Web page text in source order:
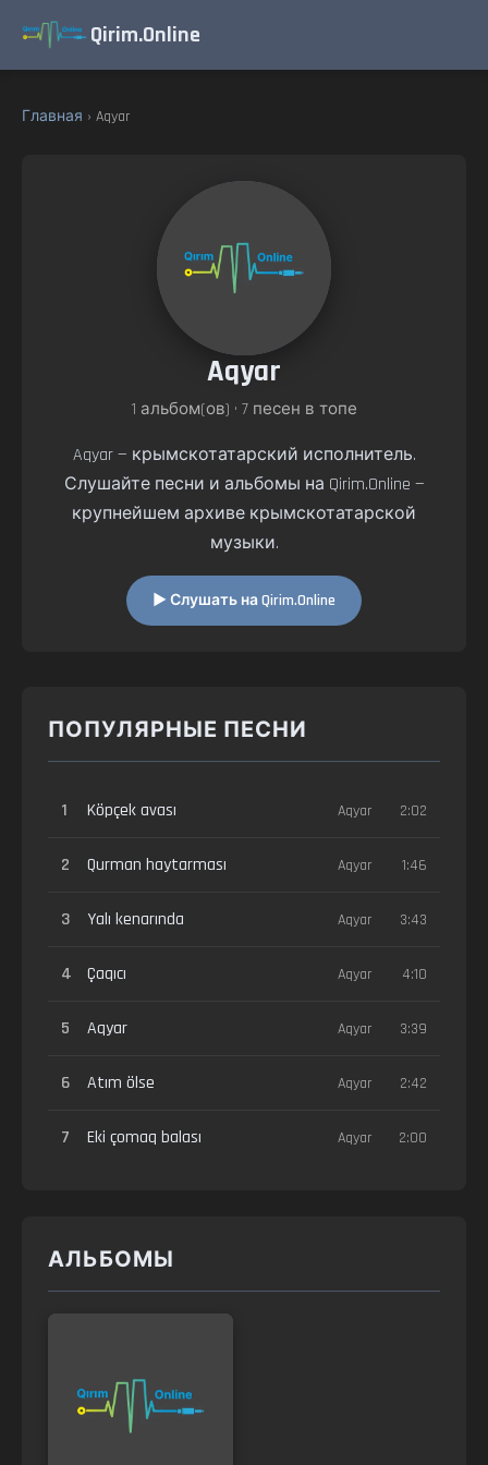
Qirim.Online
Главная › Aqyar
Aqyar
1 альбом(ов) • 7 песен в топе
Aqyar — крымскотатарский исполнитель.
Слушайте песни и альбомы на Qirim.Online —
крупнейшем архиве крымскотатарской
музыки.
▶ Слушать на Qirim.Online
ПОПУЛЯРНЫЕ ПЕСНИ
1 Köpçek avası Aqyar 2:02
2 Qurman haytarması Aqyar 1:46
3 Yalı kenarında Aqyar 3:43
4 Çaqıcı Aqyar 4:10
5 Aqyar Aqyar 3:39
6 Atım ölse Aqyar 2:42
7 Eki çomaq balası Aqyar 2:00
АЛЬБОМЫ